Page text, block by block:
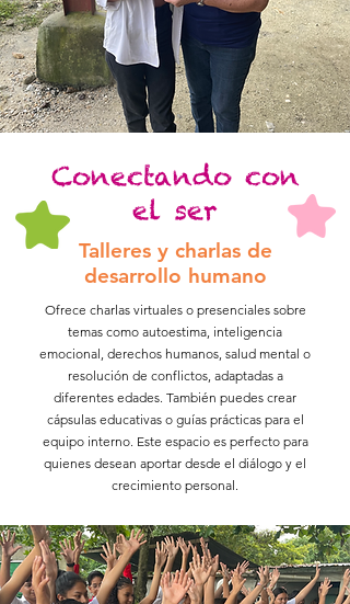
Conectando con
el ser
Talleres y charlas de
desarrollo humano
Ofrece charlas virtuales o presenciales sobre
temas como autoestima, inteligencia
emocional, derechos humanos, salud mental o
resolución de conflictos, adaptadas a
diferentes edades. También puedes crear
cápsulas educativas o guías prácticas para el
equipo interno. Este espacio es perfecto para
quienes desean aportar desde el diálogo y el
crecimiento personal.